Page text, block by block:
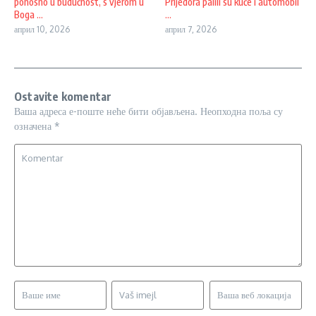
Boga ...
април 10, 2026
...
април 7, 2026
Ostavite komentar
Ваша адреса е-поште неће бити објављена. Неопходна поља су
означена *